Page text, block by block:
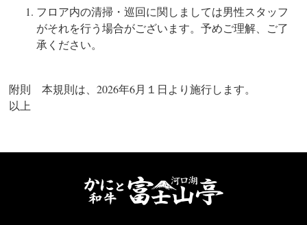
フロア内の清掃・巡回に関しましては男性スタッフ
がそれを行う場合がございます。予めご理解、ご了
承ください。
附則 本規則は、2026年6月１日より施行します。
以上